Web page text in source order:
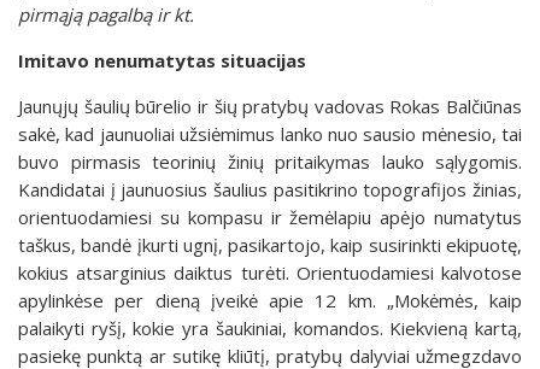
pirmąją pagalbą ir kt.
Imitavo nenumatytas situacijas
Jaunųjų šaulių būrelio ir šių pratybų vadovas Rokas Balčiūnas
sakė, kad jaunuoliai užsiėmimus lanko nuo sausio mėnesio, tai
buvo pirmasis teorinių žinių pritaikymas lauko sąlygomis.
Kandidatai į jaunuosius šaulius pasitikrino topografijos žinias,
orientuodamiesi su kompasu ir žemėlapiu apėjo numatytus
taškus, bandė įkurti ugnį, pasikartojo, kaip susirinkti ekipuotę,
kokius atsarginius daiktus turėti. Orientuodamiesi kalvotose
apylinkėse per dieną įveikė apie 12 km. „Mokėmės, kaip
palaikyti ryšį, kokie yra šaukiniai, komandos. Kiekvieną kartą,
pasiekę punktą ar sutikę kliūtį, pratybų dalyviai užmegzdavo